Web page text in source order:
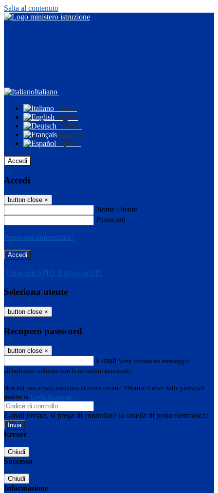
Salta al contenuto
Italiano
Italiano
English
Deutsch
Français
Español
Accedi
Accedi
button close ×
Nome Utente
Password
Password dimenticata?
-
Entra con SPID Entra con CIE
Seleziona utente
button close ×
Recupero password
button close ×
E-mail Verrà inviato un messaggio
all'indirizzo indicato con le istruzioni necessarie.
Non hai una e-mail associata al nome utente? Effettua il reset della password
tramite la Login Spaggiari
E-mail inviata, si prega di controllare la casella di posta elettronica!
Errore
Chiudi
Successo
Chiudi
Informazione